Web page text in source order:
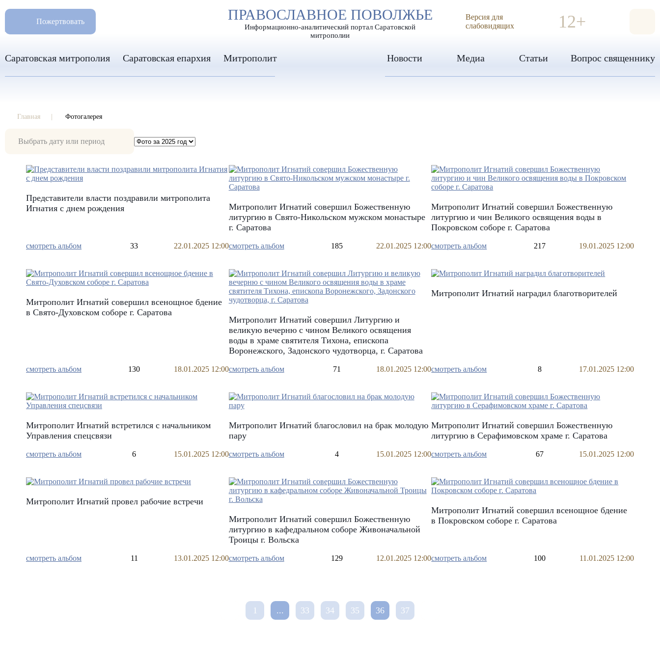
РАЗМЕР ШРИФТА А А А ИЗОБРАЖЕНИЯ
ПРАВОСЛАВНОЕ ПОВОЛЖЬЕ
Информационно-аналитический портал Саратовской
митрополии
Пожертвовать
8 960 346 31 04
info-sar@mail.ru
Версия для
слабовидящих
12+
Саратовская митрополия Саратовская епархия Митрополит Новости Медиа Статьи Вопрос священнику
Главная Фотогалерея
Фотогалерея
Представители власти поздравили митрополита
Игнатия с днем рождения
смотреть альбом 33 22.01.2025 12:00
Митрополит Игнатий совершил Божественную
литургию в Свято-Никольском мужском монастыре
г. Саратова
смотреть альбом 185 22.01.2025 12:00
Митрополит Игнатий совершил Божественную
литургию и чин Великого освящения воды в
Покровском соборе г. Саратова
смотреть альбом 217 19.01.2025 12:00
Митрополит Игнатий совершил всенощное бдение
в Свято-Духовском соборе г. Саратова
смотреть альбом 130 18.01.2025 12:00
Митрополит Игнатий совершил Литургию и
великую вечерню с чином Великого освящения
воды в храме святителя Тихона, епископа
Воронежского, Задонского чудотворца, г. Саратова
смотреть альбом 71 18.01.2025 12:00
Митрополит Игнатий наградил благотворителей
смотреть альбом 8 17.01.2025 12:00
Митрополит Игнатий встретился с начальником
Управления спецсвязи
смотреть альбом 6 15.01.2025 12:00
Митрополит Игнатий благословил на брак молодую
пару
смотреть альбом 4 15.01.2025 12:00
Митрополит Игнатий совершил Божественную
литургию в Серафимовском храме г. Саратова
смотреть альбом 67 15.01.2025 12:00
Митрополит Игнатий провел рабочие встречи
смотреть альбом 11 13.01.2025 12:00
Митрополит Игнатий совершил Божественную
литургию в кафедральном соборе Живоначальной
Троицы г. Вольска
смотреть альбом 129 12.01.2025 12:00
Митрополит Игнатий совершил всенощное бдение
в Покровском соборе г. Саратова
смотреть альбом 100 11.01.2025 12:00
1 ... 33 34 35 36 37